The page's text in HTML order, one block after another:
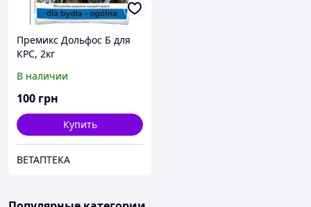
Премикс Дольфос Б для
КРС, 2кг
В наличии
100 грн
Купить
ВЕТАПТЕКА